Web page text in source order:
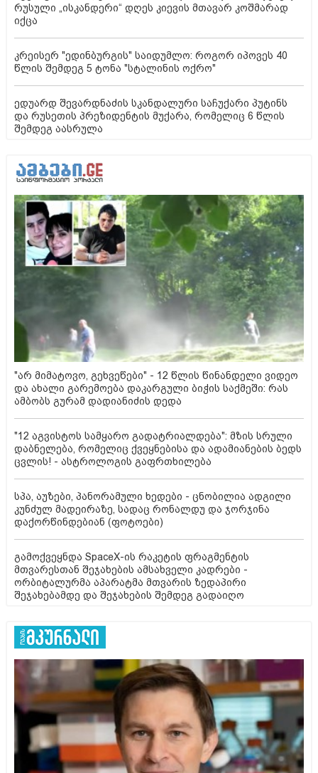
რუსული „ისკანდერი“ დღეს კიევის მთავარ კოშმარად
იქცა
კრეისერ "ედინბურგის" საიდუმლო: როგორ იპოვეს 40
წლის შემდეგ 5 ტონა "სტალინის ოქრო"
ედუარდ შევარდნაძის სკანდალური საჩუქარი პუტინს
და რუსეთის პრეზიდენტის მუქარა, რომელიც 6 წლის
შემდეგ აასრულა
"არ მიმატოვო, გეხვეწები" - 12 წლის წინანდელი ვიდეო
და ახალი გარემოება დაკარგული ბიჭის საქმეში: რას
ამბობს გურამ დადიანიძის დედა
"12 აგვისტოს სამყარო გადატრიალდება": მზის სრული
დაბნელება, რომელიც ქვეყნებისა და ადამიანების ბედს
ცვლის! - ასტროლოგის გაფრთხილება
სპა, აუზები, პანორამული ხედები - ცნობილია ადგილი
კუნძულ მადეირაზე, სადაც რონალდუ და ჯორჯინა
დაქორწინდებიან (ფოტოები)
გამოქვეყნდა SpaceX-ის რაკეტის ფრაგმენტის
მთვარესთან შეჯახების ამსახველი კადრები -
ორბიტალურმა აპარატმა მთვარის ზედაპირი
შეჯახებამდე და შეჯახების შემდეგ გადაიღო